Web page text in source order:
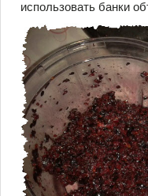
использовать банки